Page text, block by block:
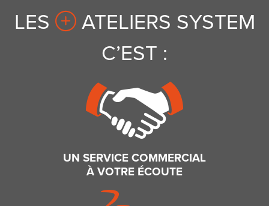
LES
ATELIERS SYSTEM
C’EST :
UN SERVICE COMMERCIAL
À VOTRE ÉCOUTE